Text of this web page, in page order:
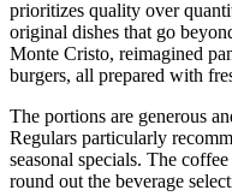
prioritizes quality over
original dishes that go
Monte Cristo, reimagined
burgers, all prepared with
The portions are generous
Regulars particularly
seasonal specials. The
round out the beverage